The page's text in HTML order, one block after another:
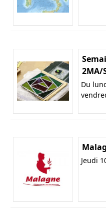
2MA/
Du
Jeudi